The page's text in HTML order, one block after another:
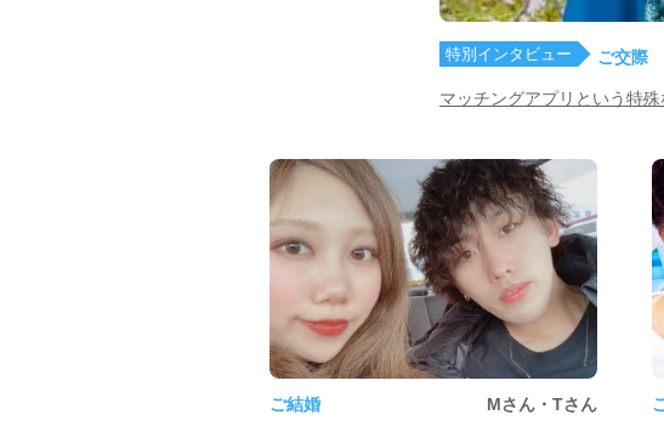
特別インタビュー ご交際
マッチングアプリという特
ご結婚
Mさん・Tさん